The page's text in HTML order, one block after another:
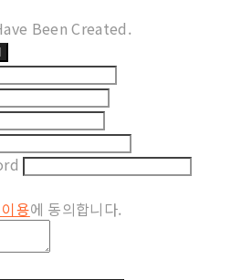
Been Created.
용에 동의합니다.